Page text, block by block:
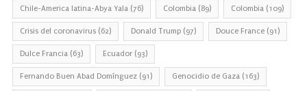
Chile-America latina-Abya Yala (76) Colombia (89) Colombia (109)
Crisis del coronavirus (62) Donald Trump (97) Douce France (91)
Dulce Francia (63) Ecuador (93)
Fernando Buen Abad Domínguez (91) Genocidio de Gaza (163)